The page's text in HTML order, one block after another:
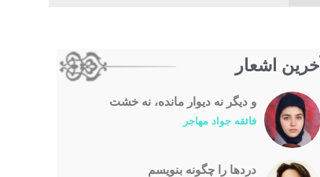
آخرین اشعار
و دیگر نه دیوار مانده، نه خشت
فائقه جواد مهاجر
درد‌ها را چگونه بنویسم